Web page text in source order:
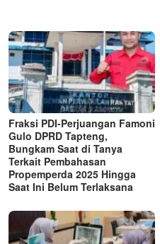
Fraksi PDI-Perjuangan Famoni
Gulo DPRD Tapteng,
Bungkam Saat di Tanya
Terkait Pembahasan
Propemperda 2025 Hingga
Saat Ini Belum Terlaksana